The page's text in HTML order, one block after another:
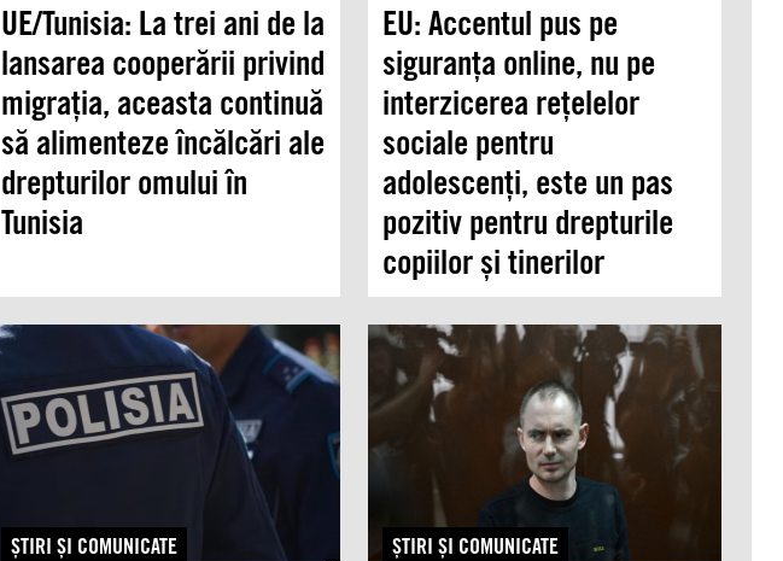
UE/Tunisia: La trei ani de la
lansarea cooperării privind
migrația, aceasta continuă
să alimenteze încălcări ale
drepturilor omului în
Tunisia
EU: Accentul pus pe
siguranța online, nu pe
interzicerea rețelelor
sociale pentru
adolescenți, este un pas
pozitiv pentru drepturile
copiilor și tinerilor
ŞTIRI ŞI COMUNICATE ŞTIRI ŞI COMUNICATE